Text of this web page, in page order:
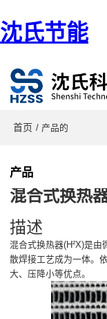
沈氏节能
首页 / 产品的
产品
混合式换热
描述
混合式换热器(H²X)是
散焊接工艺成为一体。
大、压降小等优点。